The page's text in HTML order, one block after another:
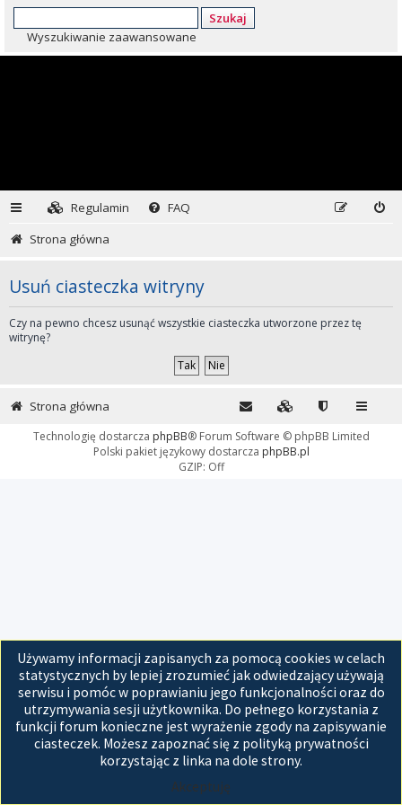
Szukaj
Wyszukiwanie zaawansowane
Regulamin
FAQ
Strona główna
Usuń ciasteczka witryny
Czy na pewno chcesz usunąć wszystkie ciasteczka utworzone przez tę
witrynę?
Używamy informacji zapisanych za pomocą cookies w celach
statystycznych by lepiej zrozumieć jak odwiedzający używają
serwisu i pomóc w poprawianiu jego funkcjonalności oraz do
utrzymywania sesji użytkownika. Do pełnego korzystania z
funkcji forum konieczne jest wyrażenie zgody na zapisywanie
ciasteczek. Możesz zapoznać się z polityką prywatności
korzystając z linka na dole strony.
Akceptuję
Strona główna
Technologię dostarcza phpBB® Forum Software © phpBB Limited
Polski pakiet językowy dostarcza phpBB.pl
GZIP: Off